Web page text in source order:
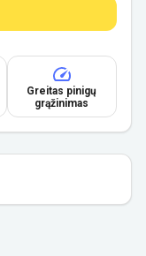
Greitas pinigų
grąžinimas